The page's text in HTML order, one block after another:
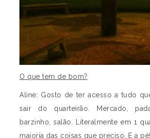
O que tem de bom?
Aline: Gosto de ter acesso a tudo
sair do quarteirão. Mercado,
barzinho, salão. Literalmente em 1
maioria das coisas que preciso. E a pé!